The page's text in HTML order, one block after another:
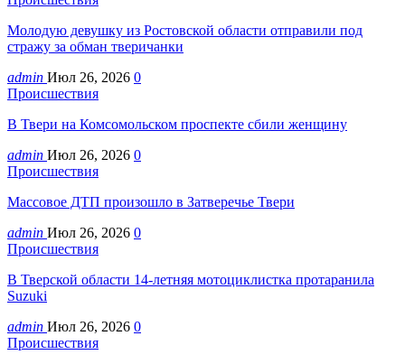
Молодую девушку из Ростовской области отправили под
стражу за обман тверичанки
admin Июл 26, 2026 0
Происшествия
В Твери на Комсомольском проспекте сбили женщину
admin Июл 26, 2026 0
Происшествия
Массовое ДТП произошло в Затверечье Твери
admin Июл 26, 2026 0
Происшествия
В Тверской области 14-летняя мотоциклистка протаранила
Suzuki
admin Июл 26, 2026 0
Происшествия